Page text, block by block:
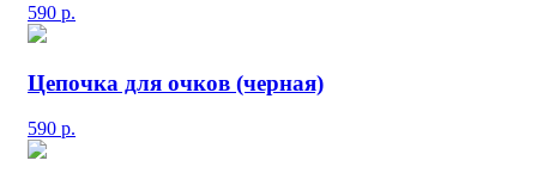
590 р.
Цепочка для очков (черная)
590 р.